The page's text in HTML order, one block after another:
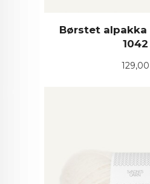
Børstet alpakka
1042
Pris
129,00